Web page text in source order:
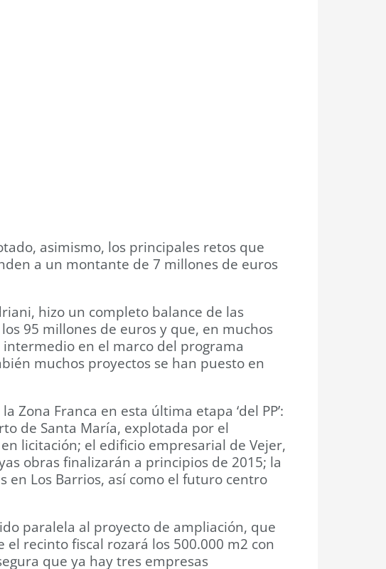
asimismo, los principales retos que
a un montante de 7 millones de euros
hizo un completo balance de las
95 millones de euros y que, en muchos
intermedio en el marco del programa
muchos proyectos se han puesto en
Franca en esta última etapa ‘del PP’:
de Santa María, explotada por el
licitación; el edificio empresarial de Vejer,
obras finalizarán a principios de 2015; la
en Los Barrios, así como el futuro centro
paralela al proyecto de ampliación, que
recinto fiscal rozará los 500.000 m2 con
que ya hay tres empresas